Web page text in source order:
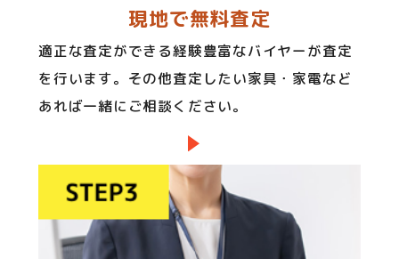
現地で無料査定
適正な査定ができる経験豊富なバイヤーが査定
を行います。その他査定したい家具・家電など
あれば一緒にご相談ください。